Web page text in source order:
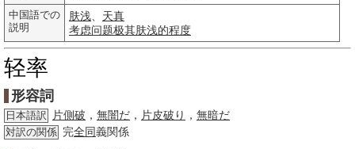
中国語での
説明
肤浅
天真
考虑问题极其肤浅的程度
轻率
形容詞
日本語訳 片側破 ， 無闇だ ， 片皮破り ， 無暗だ
対訳の関係 完全同義関係